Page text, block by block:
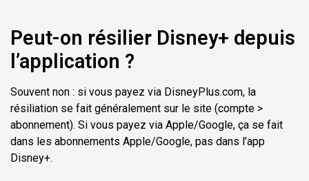
Peut-on résilier Disney+ depuis
l’application ?
Souvent non : si vous payez via DisneyPlus.com, la
résiliation se fait généralement sur le site (compte >
abonnement). Si vous payez via Apple/Google, ça se fait
dans les abonnements Apple/Google, pas dans l’app
Disney+.